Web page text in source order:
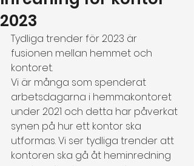
2023
Tydliga trender för 2023 är
fusionen mellan hemmet och
kontoret.
Vi är många som spenderat
arbetsdagarna i hemmakontoret
under 2021 och detta har påverkat
synen på hur ett kontor ska
utformas. Vi ser tydliga trender att
kontoren ska gå åt heminredning